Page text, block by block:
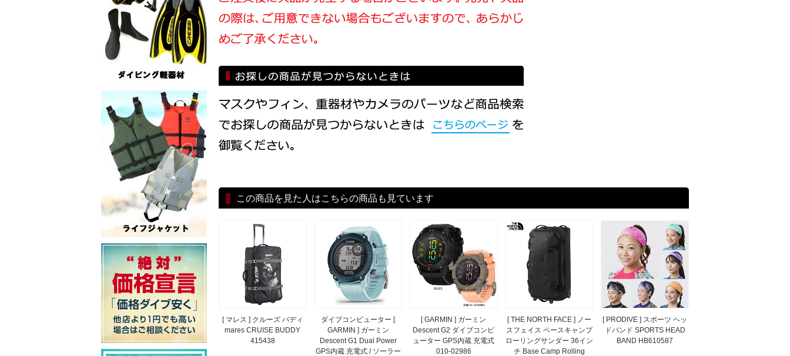
この商品を見た人はこちらの商品も見ています
[ マレス ] クルーズ バディ
mares CRUISE BUDDY
415438
ダイブコンピューター [
GARMIN ] ガーミン
Descent G1 Dual Power
GPS内蔵 充電式 / ソーラー
[ GARMIN ] ガーミン
Descent G2 ダイブコンピ
ューター GPS内蔵 充電式
010-02986
[ THE NORTH FACE ] ノー
スフェイス ベースキャンプ
ローリングサンダー 36イン
チ Base Camp Rolling
[ PRODIVE ] スポーツ ヘッ
ドバンド SPORTS HEAD
BAND HB610587